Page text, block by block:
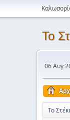
Το
06 Αυγ
Το